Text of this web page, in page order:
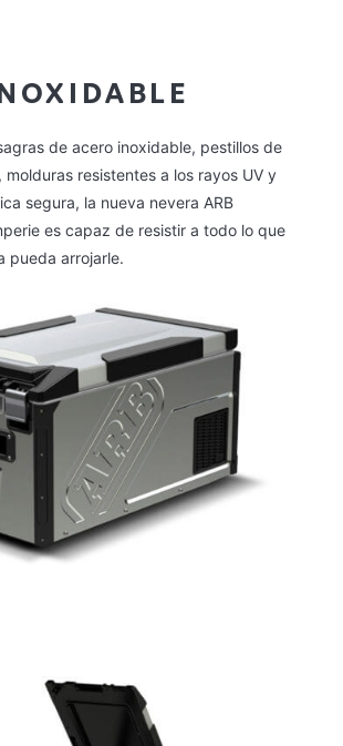
de acero inoxidable, pestillos de
resistentes a los rayos UV y
segura, la nueva nevera ARB
es capaz de resistir a todo lo que
pueda arrojarle.